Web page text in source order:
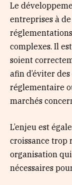
Le
entreprises à
complexes. Il
soient
afin d’éviter
réglementaire
marchés
L’enjeu est
croissance
organisation qui
nécessaires